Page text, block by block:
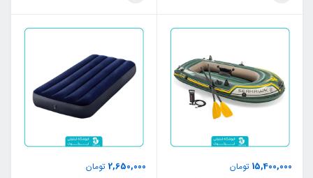
15,400,000 تومان 2,650,000 تومان